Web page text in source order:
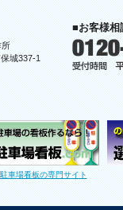
所
城337-1
■お客様相
駐車場看板の専門サイト